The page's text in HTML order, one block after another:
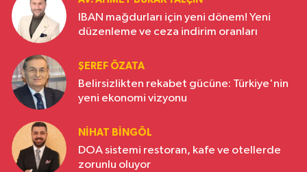
IBAN mağdurları için yeni dönem! Yeni
düzenleme ve ceza indirim oranları
ŞEREF ÖZATA
Belirsizlikten rekabet gücüne: Türkiye'nin
yeni ekonomi vizyonu
NIHAT BINGÖL
DOA sistemi restoran, kafe ve otellerde
zorunlu oluyor